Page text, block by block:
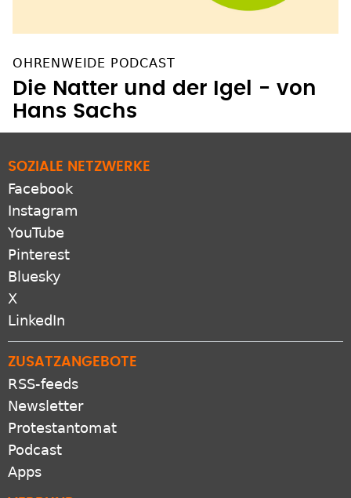
OHRENWEIDE PODCAST
Die Natter und der Igel - von
Hans Sachs
SOZIALE NETZWERKE
Facebook
Instagram
YouTube
Pinterest
Bluesky
X
LinkedIn
ZUSATZANGEBOTE
RSS-feeds
Newsletter
Protestantomat
Podcast
Apps